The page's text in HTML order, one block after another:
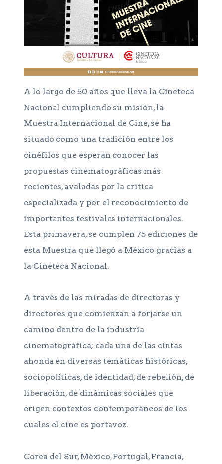
A lo largo de 50 años que lleva la Cineteca
Nacional cumpliendo su misión, la
Muestra Internacional de Cine, se ha
situado como una tradición entre los
cinéfilos que esperan conocer las
propuestas cinematográficas más
recientes, avaladas por la crítica
especializada y por el reconocimiento de
importantes festivales internacionales.
Esta primavera, se cumplen 75 ediciones de
esta Muestra que llegó a México gracias a
la Cineteca Nacional.
A través de las miradas de directoras y
directores que comienzan a forjarse un
camino dentro de la industria
cinematográfica; cada una de las cintas
ahonda en diversas temáticas históricas,
sociopolíticas, de identidad, de rebelión, de
liberación, de dinámicas sociales que
erigen contextos contemporáneos de los
cuales el cine es portavoz.
Corea del Sur, México, Portugal, Francia,